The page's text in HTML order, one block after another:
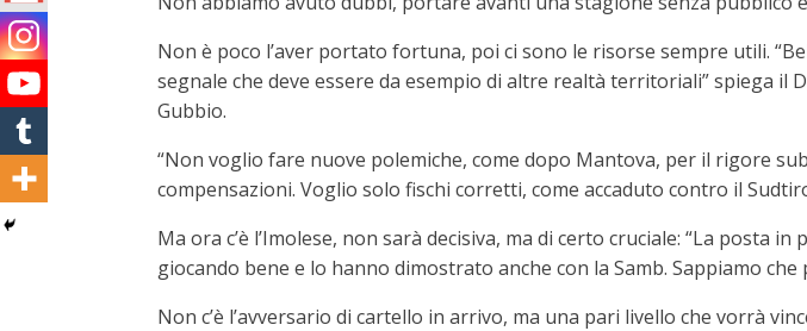
Non è poco l’aver portato fortuna, poi ci sono le risorse sempre utili.
segnale che deve essere da esempio di altre realtà territoriali” spiega
Gubbio.
“Non voglio fare nuove polemiche, come dopo Mantova, per il rigore
compensazioni. Voglio solo fischi corretti, come accaduto contro il
Ma ora c’è l’Imolese, non sarà decisiva, ma di certo cruciale: “La
giocando bene e lo hanno dimostrato anche con la Samb. Sappiamo
Non c’è l’avversario di cartello in arrivo, ma una pari livello che vorrà